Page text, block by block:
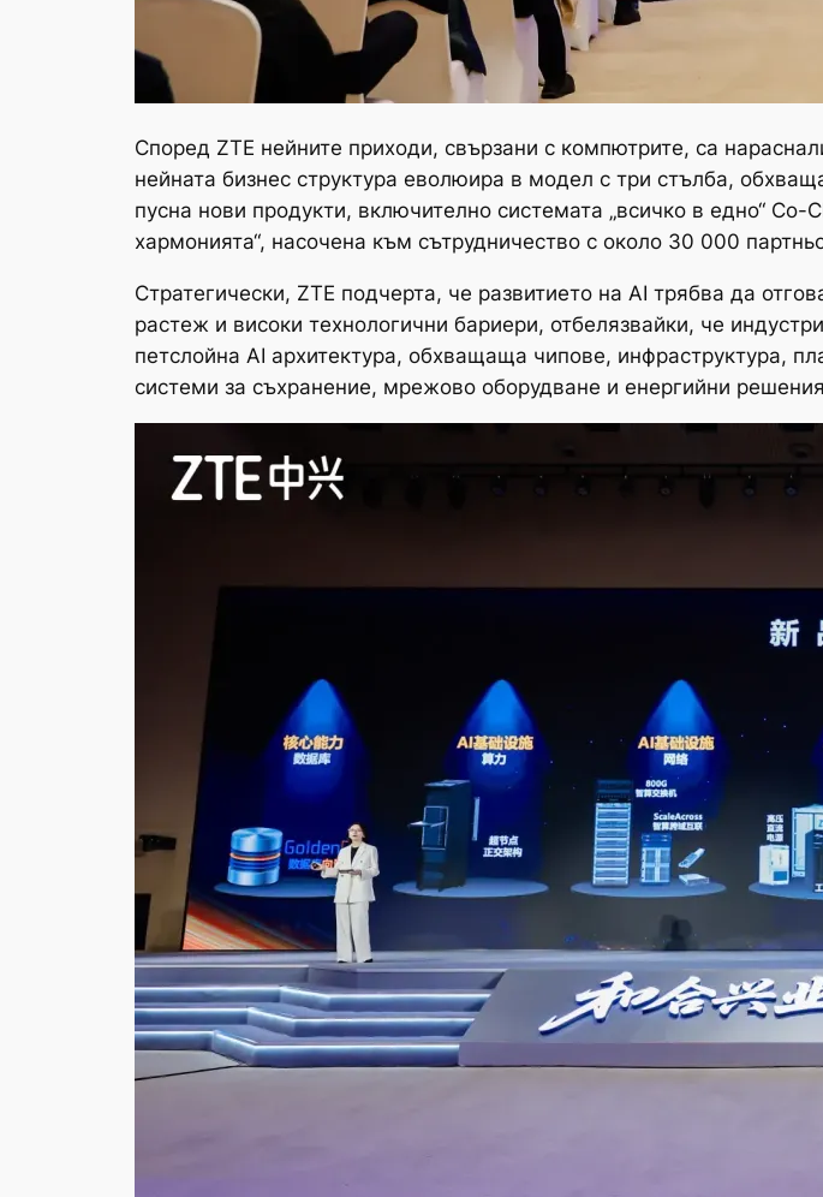
Според ZTE нейните приходи, свързани с компютрите, са
нейната бизнес структура еволюира в модел с три стълба,
пусна нови продукти, включително системата „всичко в едно“
хармонията“, насочена към сътрудничество с около 30 000
Стратегически, ZTE подчерта, че развитието на AI трябва да
растеж и високи технологични бариери, отбелязвайки, че
петслойна AI архитектура, обхващаща чипове, инфраструктура,
системи за съхранение, мрежово оборудване и енергийни